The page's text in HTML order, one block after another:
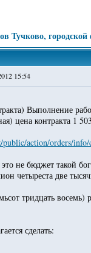
Тучково,
15:54
Выполнение
цена контракта 1
action/orders/
не бюджет такой
четыреста две
тридцать
сделать: